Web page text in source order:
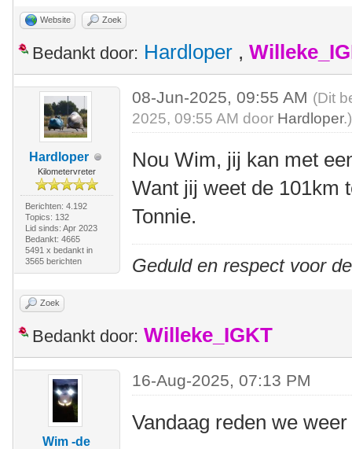
Website Zoek
Bedankt door: Hardloper ,
Hardloper
Kilometervreter
Berichten: 4.192
Topics: 132
Lid sinds: Apr 2023
Bedankt: 4665
5491 x bedankt in
3565 berichten
08-Jun-2025, 09:55 AM (Dit
2025, 09:55 AM door Hardloper.)
Nou Wim, jij kan met
Want jij weet de 101km
Tonnie.
Geduld en respect voor
Zoek
Bedankt door: Willeke_IGKT
Wim -de
16-Aug-2025, 07:13 PM
Vandaag reden we